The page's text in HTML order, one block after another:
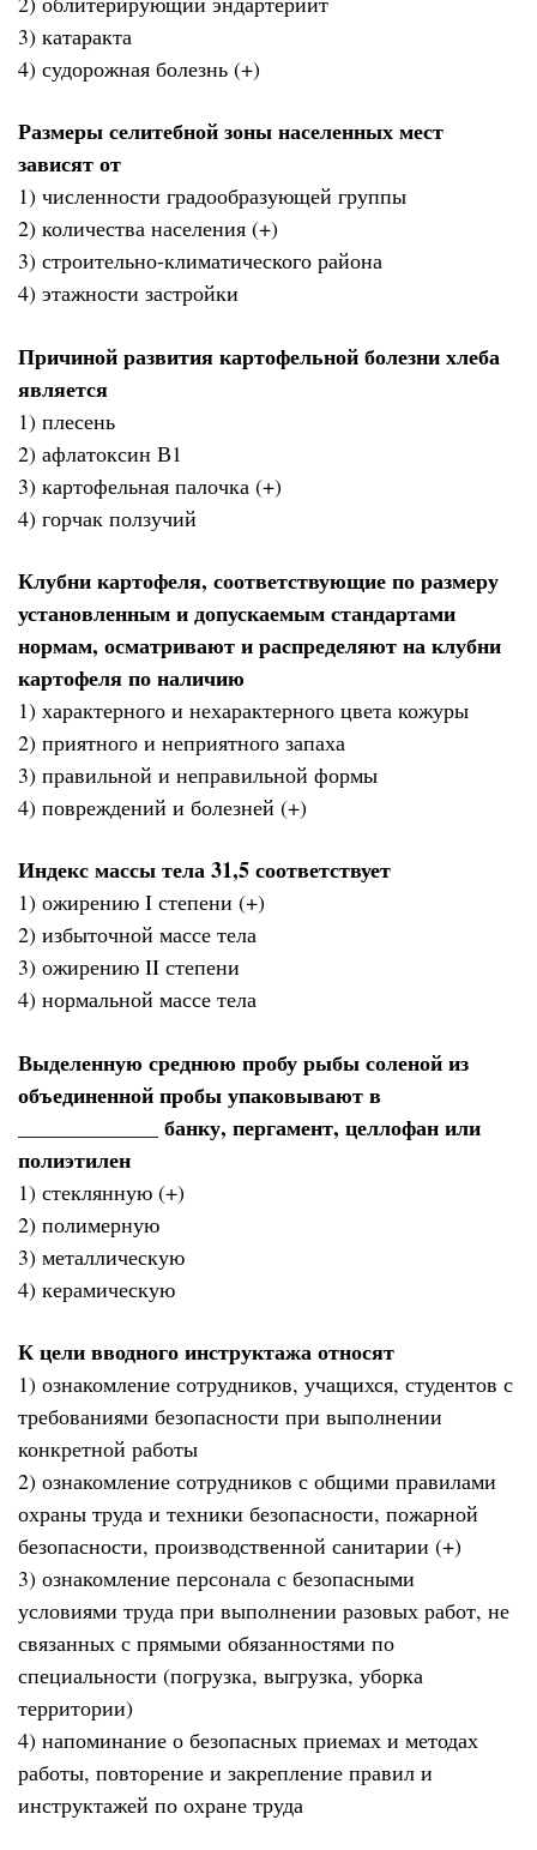
3) катаракта
4) судорожная болезнь (+)
Размеры селитебной зоны населенных мест
зависят от
1) численности градообразующей группы
2) количества населения (+)
3) строительно-климатического района
4) этажности застройки
Причиной развития картофельной болезни хлеба
является
1) плесень
2) афлатоксин В1
3) картофельная палочка (+)
4) горчак ползучий
Клубни картофеля, соответствующие по размеру
установленным и допускаемым стандартами
нормам, осматривают и распределяют на клубни
картофеля по наличию
1) характерного и нехарактерного цвета кожуры
2) приятного и неприятного запаха
3) правильной и неправильной формы
4) повреждений и болезней (+)
Индекс массы тела 31,5 соответствует
1) ожирению I степени (+)
2) избыточной массе тела
3) ожирению II степени
4) нормальной массе тела
Выделенную среднюю пробу рыбы соленой из
объединенной пробы упаковывают в
_____________ банку, пергамент, целлофан или
полиэтилен
1) стеклянную (+)
2) полимерную
3) металлическую
4) керамическую
К цели вводного инструктажа относят
1) ознакомление сотрудников, учащихся, студентов с
требованиями безопасности при выполнении
конкретной работы
2) ознакомление сотрудников с общими правилами
охраны труда и техники безопасности, пожарной
безопасности, производственной санитарии (+)
3) ознакомление персонала с безопасными
условиями труда при выполнении разовых работ, не
связанных с прямыми обязанностями по
специальности (погрузка, выгрузка, уборка
территории)
4) напоминание о безопасных приемах и методах
работы, повторение и закрепление правил и
инструктажей по охране труда